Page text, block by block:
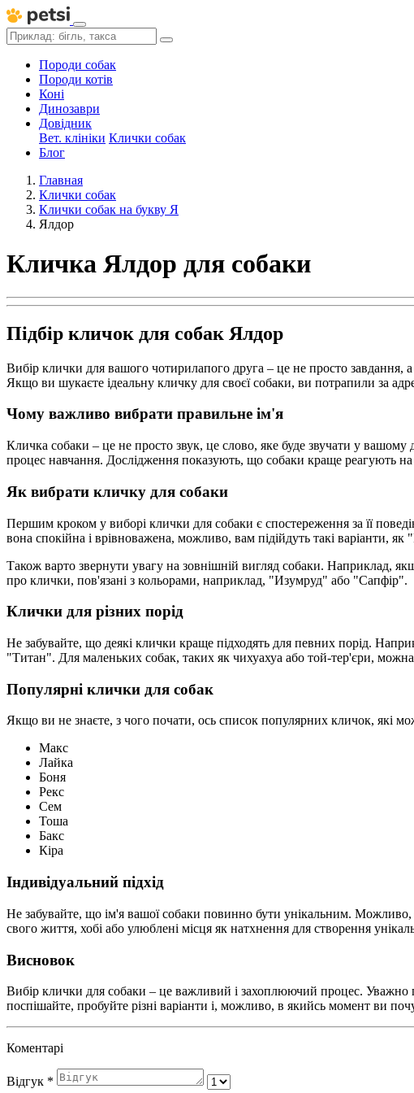
Породи собак
Породи котів
Коні
Динозаври
Довідник
Вет. клініки Клички собак
Блог
Главная
Клички собак
Клички собак на букву Я
Ялдор
Кличка Ялдор для собаки
Підбір кличок для собак Ялдор
Вибір клички для вашого чотирилапого друга – це не просто завдання,
Якщо ви шукаєте ідеальну кличку для своєї собаки, ви потрапили за
Чому важливо вибрати правильне ім'я
Кличка собаки – це не просто звук, це слово, яке буде звучати у
процес навчання. Дослідження показують, що собаки краще реагують на
Як вибрати кличку для собаки
Першим кроком у виборі клички для собаки є спостереження за її
вона спокійна і врівноважена, можливо, вам підійдуть такі варіанти,
Також варто звернути увагу на зовнішній вигляд собаки. Наприклад,
про клички, пов'язані з кольорами, наприклад, "Изумруд" або "Сапфір".
Клички для різних порід
Не забувайте, що деякі клички краще підходять для певних порід.
"Титан". Для маленьких собак, таких як чихуахуа або той-тер'єри,
Популярні клички для собак
Якщо ви не знаєте, з чого почати, ось список популярних кличок, які
Макс
Лайка
Боня
Рекс
Сем
Тоша
Бакс
Кіра
Індивідуальний підхід
Не забувайте, що ім'я вашої собаки повинно бути унікальним.
свого життя, хобі або улюблені місця як натхнення для створення
Висновок
Вибір клички для собаки – це важливий і захоплюючий процес. Уважно
поспішайте, пробуйте різні варіанти і, можливо, в якийсь момент ви
Коментарі
Відгук *